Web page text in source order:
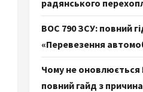
радянського
ВОС 790 ЗСУ: повний
«Перевезення
Чому не оновлюється
повний гайд з